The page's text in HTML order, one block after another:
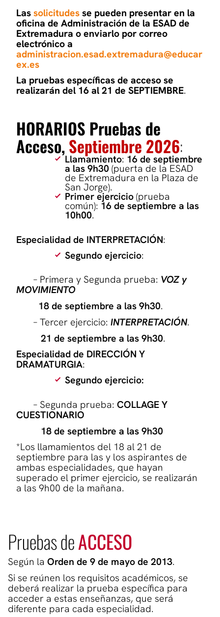
Lassolicitudesse pueden presentar en la
oficina de Administración de la ESAD de
Extremadura o enviarlo por correo
electrónico a
administracion.esad.extremadura@educar
ex.es
La pruebas específicas de acceso se
realizarán del 16 al 21 de SEPTIEMBRE.
HORARIOS Pruebas de
Acceso,Septiembre 2026:
Llamamiento: 16 de septiembre
a las 9h30(puerta de la ESAD
de Extremadura en la Plaza de
San Jorge).
Primer ejercicio(prueba
común): 16 de septiembre a las
10h00.
Especialidad de INTERPRETACIÓN:
Segundo ejercicio:
– Primera y Segunda prueba: VOZ y
MOVIMIENTO
18 de septiembre a las 9h30.
– Tercer ejercicio: INTERPRETACIÓN.
21 de septiembre a las 9h30.
Especialidad de DIRECCIÓN Y
DRAMATURGIA:
Segundo ejercicio:
– Segunda prueba: COLLAGE Y
CUESTIONARIO
18 de septiembre a las 9h30
*Los llamamientos del 18 al 21 de
septiembre para las y los aspirantes de
ambas especialidades, que hayan
superado el primer ejercicio, se realizarán
a las 9h00 de la mañana.
Pruebas deACCESO
Según laOrden de 9 de mayo de 2013.
Si se reúnen los requisitos académicos, se
deberá realizar la prueba específica para
acceder a estas enseñanzas, que será
diferente para cada especialidad.